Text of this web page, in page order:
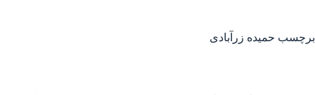
برچسب حمیده زرآبادی